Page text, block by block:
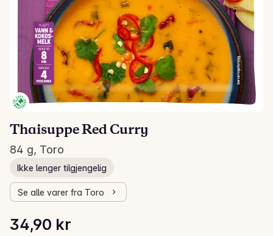
Thaisuppe Red Curry
84 g, Toro
Ikke lenger tilgjengelig
Se alle varer fra Toro
34,90 kr
Stykkpris: 415,48 kr /kg